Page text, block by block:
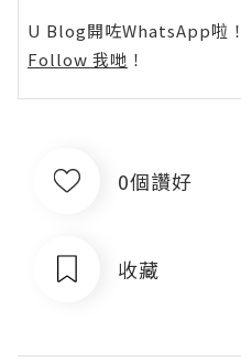
U Blog開咗WhatsApp啦
Follow 我哋 ！
0個讚好
收藏